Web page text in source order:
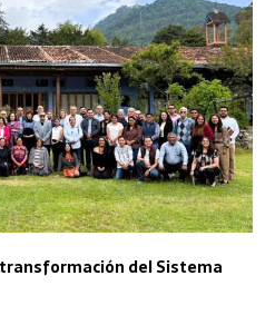
del Sistema